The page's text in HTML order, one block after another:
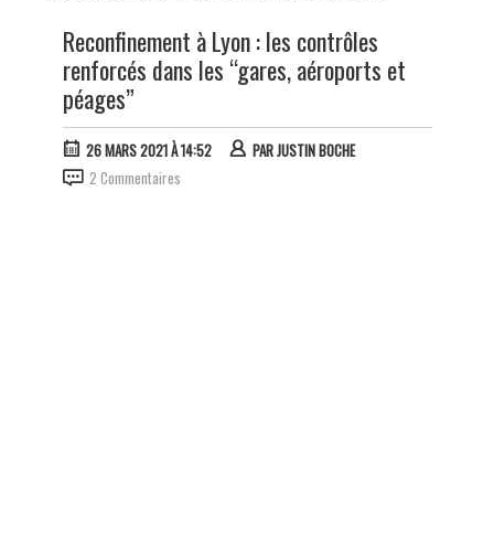
Reconfinement à Lyon : les contrôles
renforcés dans les “gares, aéroports et
péages”
26 MARS 2021 À 14:52 PARJUSTIN BOCHE
2 Commentaires